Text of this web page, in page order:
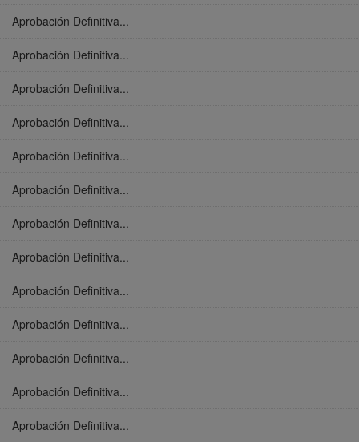
Aprobación Definitiva...
Aprobación Definitiva...
Aprobación Definitiva...
Aprobación Definitiva...
Aprobación Definitiva...
Aprobación Definitiva...
Aprobación Definitiva...
Aprobación Definitiva...
Aprobación Definitiva...
Aprobación Definitiva...
Aprobación Definitiva...
Aprobación Definitiva...
Aprobación Definitiva...